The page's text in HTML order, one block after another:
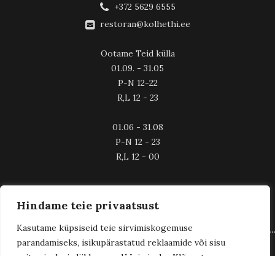
Hindame teie privaatsust
Kasutame küpsiseid teie sirvimiskogemuse
parandamiseks, isikupärastatud reklaamide või sisu
+372 5629 6555
restoran@kolhethi.ee
Ootame Teid külla
01.09. - 31.05
P-N 12-22
R,L 12 - 23
01.06 - 31.08
P-N 12 - 23
R,L 12 - 00